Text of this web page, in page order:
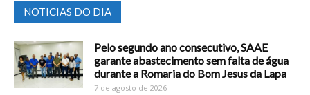
NOTICIAS DO DIA
Pelo segundo ano consecutivo, SAAE
garante abastecimento sem falta de água
durante a Romaria do Bom Jesus da Lapa
7 de agosto de 2026